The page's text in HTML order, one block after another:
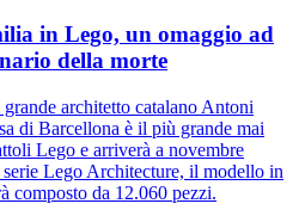
in Lego, un omaggio ad
della morte
architetto catalano Antoni
di Barcellona è il più grande mai
Lego e arriverà a novembre
Lego Architecture, il modello in
composto da 12.060 pezzi.